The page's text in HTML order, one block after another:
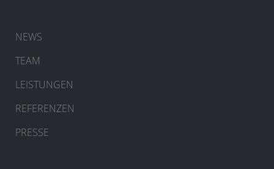
NEWS
TEAM
LEISTUNGEN
REFERENZEN
PRESSE